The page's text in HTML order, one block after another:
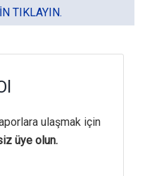
TIKLAYIN.
ulaşmak için
üye olun.